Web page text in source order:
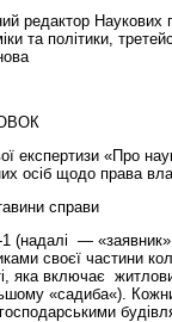
редактор Наукових
та політики,
експертизи «Про
осіб щодо права
справи
(надалі —
своєї частини
яка включає
«садиба«).